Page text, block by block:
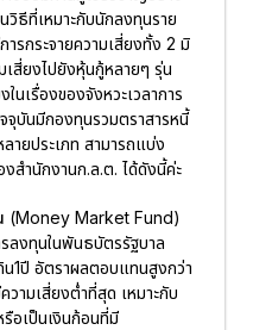
วิธีที่เหมาะกับนักลงทุนราย
รกระจายความเสี่ยงทั้ง 2 มิ
สี่ยงไปยังหุ้นกู้หลายๆ รุ่น
ในเรื่องของจังหวะเวลาการ
จุบันมีกองทุนรวมตราสารหนี้
ายประเภท สามารถแบ่ง
สำนักงานก.ล.ต. ได้ดังนี้ค่ะ
(Money Market Fund)
ลงทุนในพันธบัตรรัฐบาล
น1ปี อัตราผลตอบแทนสูงกว่า
ามเสี่ยงต่ำที่สุด เหมาะกับ
อเป็นเงินก้อนที่มี